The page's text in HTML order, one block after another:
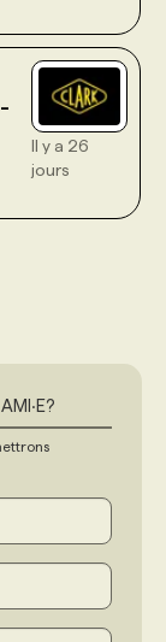
Il y a 26
jours